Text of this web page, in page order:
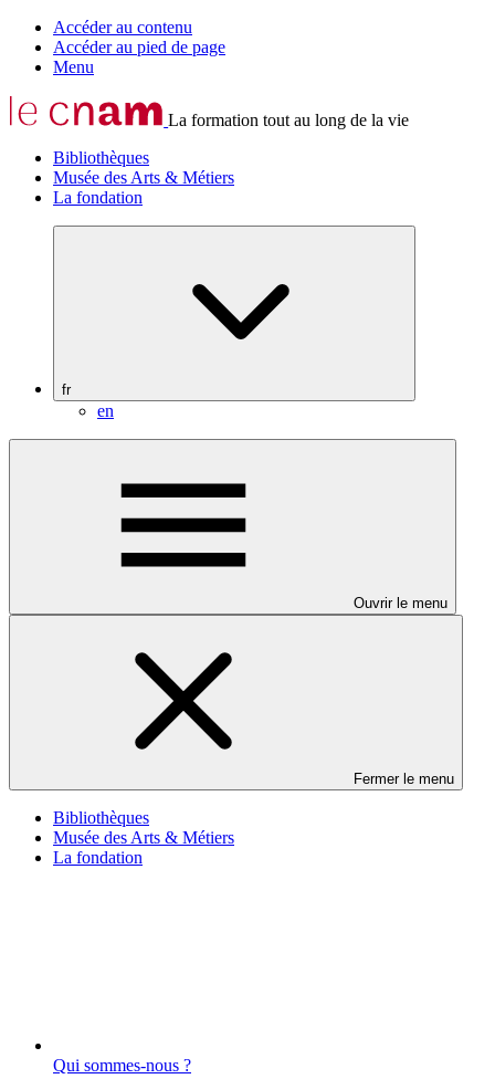
Accéder au contenu
Accéder au pied de page
Menu
La formation tout au long de la vie
Bibliothèques
Musée des Arts & Métiers
La fondation
fr
en
Ouvrir le menu
Fermer le menu
Bibliothèques
Musée des Arts & Métiers
La fondation
Qui sommes-nous ?